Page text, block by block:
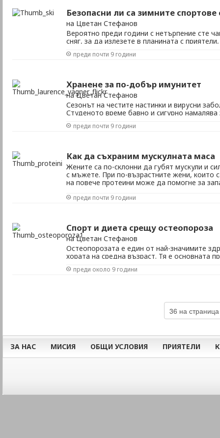
Безопасни ли са зимните спортове
на Цветан Стефанов
Вероятно преди години с нетърпение сте
сняг, за да излезете в планината с
ентусиазмът ви постепенно намалява.
преди почти 9 години
Хранене за по-добър имунитет
на Цветан Стефанов
Сезонът на честите настинки и вирусни
Студеното време бавно и сигурно
помощ. Ако се съмнявате в ефикасността и
преди почти 9 години
Как да съхраним мускулната маса
Жените са по-склонни да губят мускули и
с мъжете. При по-възрастните жени, които
на повече протеини може да помогне за
двигателните способности и за по-добро
спрямо натрупващите се тлъстини,
преди почти 9 години
Спорт и диета срещу остеопороза
на Цветан Стефанов
Остеопорозата е един от най-значимите
хората на средна възраст. Тя е основната
гръбначния стълб и е отговорна за голям
преди около 9 години
ЗА НАС МИСИЯ ОБЩИ УСЛОВИЯ ПРИЯТЕЛИ